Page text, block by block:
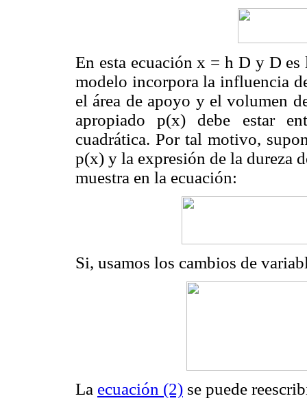
En esta ecuación x = h D y D
modelo incorpora la influencia
el área de apoyo y el volumen
apropiado p(x) debe estar
cuadrática. Por tal motivo,
p(x) y la expresión de la dureza
muestra en la ecuación:
Si, usamos los cambios de
La ecuación (2) se puede